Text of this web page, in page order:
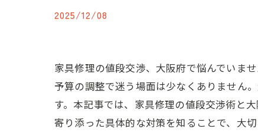
2025/12/08
家具修理の値段交渉、大阪府で悩んでいま
予算の調整で迷う場面は少なくありません
す。本記事では、家具修理の値段交渉術と
寄り添った具体的な対策を知ることで、大